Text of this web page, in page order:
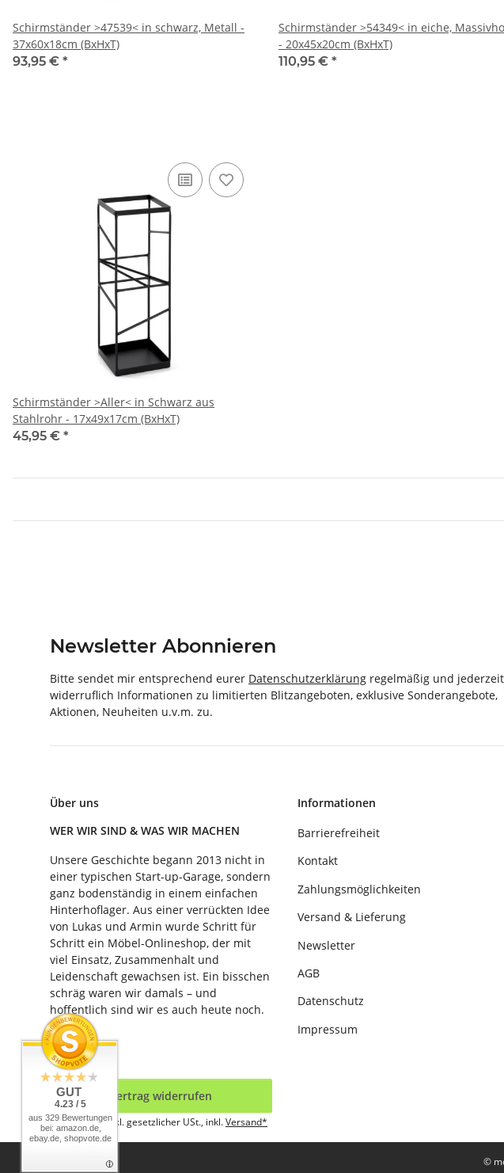
Schirmständer >47539< in schwarz, Metall -
37x60x18cm (BxHxT)
93,95 € *
Schirmständer >54349< in eiche,
- 20x45x20cm (BxHxT)
110,95 € *
Schirmständer >Aller< in Schwarz aus
Stahlrohr - 17x49x17cm (BxHxT)
45,95 € *
Newsletter Abonnieren
Bitte sendet mir entsprechend eurer Datenschutzerklärung regelmäßig und jederzeit
widerruflich Informationen zu limitierten Blitzangeboten, exklusive Sonderangebote,
Aktionen, Neuheiten u.v.m. zu.
Über uns
WER WIR SIND & WAS WIR MACHEN
Unsere Geschichte begann 2013 nicht in
einer typischen Start-up-Garage, sondern
ganz bodenständig in einem einfachen
Hinterhoflager. Aus einer verrückten Idee
von Lukas und Armin wurde Schritt für
Schritt ein Möbel-Onlineshop, der mit
viel Einsatz, Zusammenhalt und
Leidenschaft gewachsen ist. Ein bisschen
schräg waren wir damals – und
hoffentlich sind wir es auch heute noch.
Mehr
Informationen
Barrierefreiheit
Kontakt
Zahlungsmöglichkeiten
Versand & Lieferung
Newsletter
AGB
Datenschutz
Impressum
Vertrag widerrufen
* Alle Preise inkl. gesetzlicher USt., inkl.Versand*
©
GUT
4.23 / 5
aus 329 Bewertungen
bei: amazon.de,
ebay.de, shopvote.de